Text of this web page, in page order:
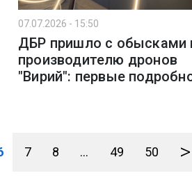
07.07.2026 - 15:50
ДБР пришло с обысками
производителю дронов
"Вирий": первые
7 8 ... 49 50 >